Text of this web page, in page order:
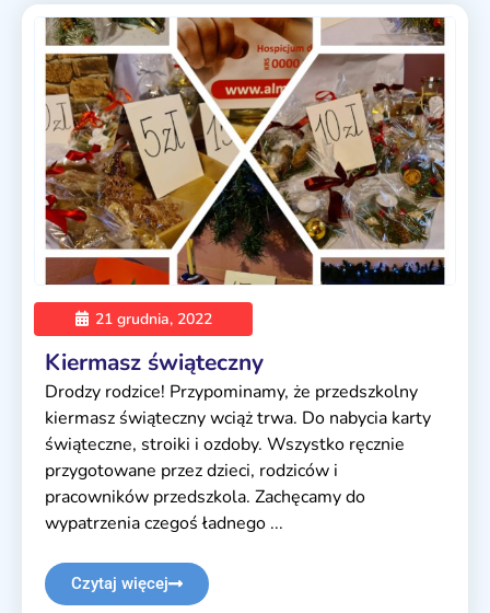
21 grudnia, 2022
Kiermasz świąteczny
Drodzy rodzice! Przypominamy, że przedszkolny
kiermasz świąteczny wciąż trwa. Do nabycia karty
świąteczne, stroiki i ozdoby. Wszystko ręcznie
przygotowane przez dzieci, rodziców i
pracowników przedszkola. Zachęcamy do
wypatrzenia czegoś ładnego ...
Czytaj więcej